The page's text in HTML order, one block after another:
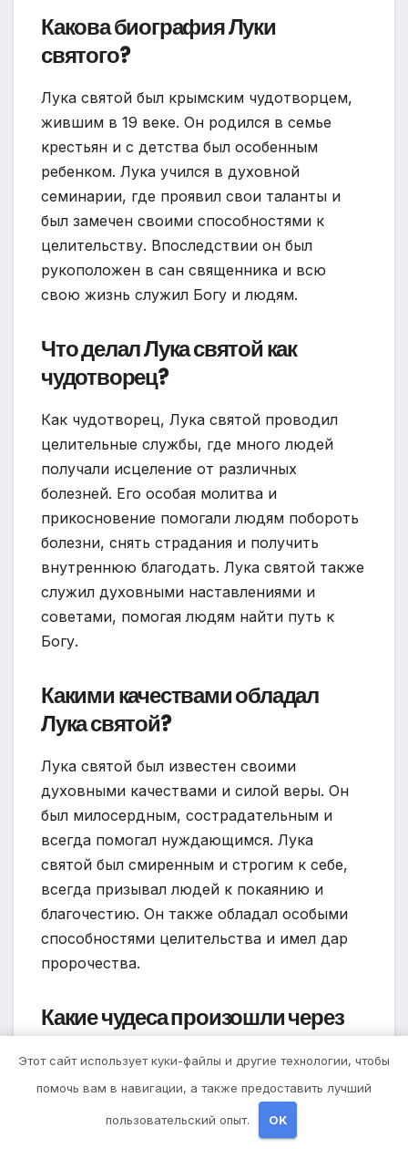
Какова биография Луки
святого?
Лука святой был крымским чудотворцем,
жившим в 19 веке. Он родился в семье
крестьян и с детства был особенным
ребенком. Лука учился в духовной
семинарии, где проявил свои таланты и
был замечен своими способностями к
целительству. Впоследствии он был
рукоположен в сан священника и всю
свою жизнь служил Богу и людям.
Что делал Лука святой как
чудотворец?
Как чудотворец, Лука святой проводил
целительные службы, где много людей
получали исцеление от различных
болезней. Его особая молитва и
прикосновение помогали людям побороть
болезни, снять страдания и получить
внутреннюю благодать. Лука святой также
служил духовными наставлениями и
советами, помогая людям найти путь к
Богу.
Какими качествами обладал
Лука святой?
Лука святой был известен своими
духовными качествами и силой веры. Он
был милосердным, сострадательным и
всегда помогал нуждающимся. Лука
святой был смиренным и строгим к себе,
всегда призывал людей к покаянию и
благочестию. Он также обладал особыми
способностями целительства и имел дар
пророчества.
Какие чудеса произошли через
Луку святого?
Через Луку святого произошло множество
чудес. Он исцелил множество людей от
разных болезней, освобождал их от
Этот сайт использует куки-файлы и другие технологии, чтобы
помочь вам в навигации, а также предоставить лучший
пользовательский опыт. OK